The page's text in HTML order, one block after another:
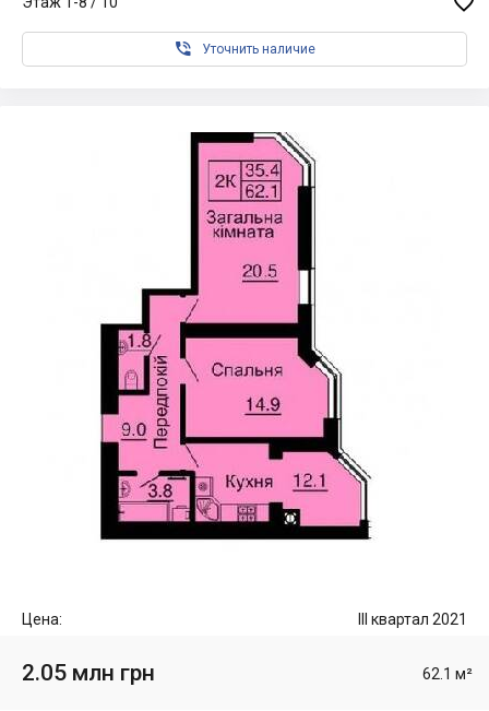
 Уточнить наличие
Цена: III квартал 2021
2.05 млн грн 62.1 м²